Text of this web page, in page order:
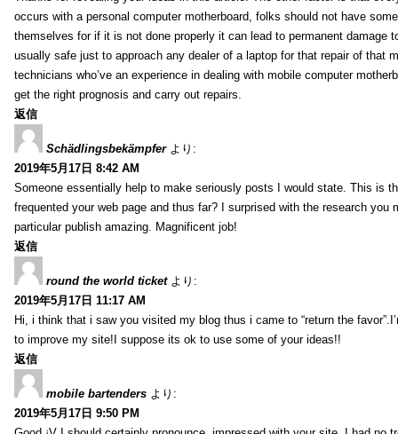
occurs with a personal computer motherboard, folks should not have
themselves for if it is not done properly it can lead to permanent damage
usually safe just to approach any dealer of a laptop for that repair of that
technicians who’ve an experience in dealing with mobile computer
get the right prognosis and carry out repairs.
返信
Schädlingsbekämpfer より:
2019年5月17日 8:42 AM
Someone essentially help to make seriously posts I would state. This is
frequented your web page and thus far? I surprised with the research you
particular publish amazing. Magnificent job!
返信
round the world ticket より:
2019年5月17日 11:17 AM
Hi, i think that i saw you visited my blog thus i came to “return the
to improve my site!I suppose its ok to use some of your ideas!!
返信
mobile bartenders より:
2019年5月17日 9:50 PM